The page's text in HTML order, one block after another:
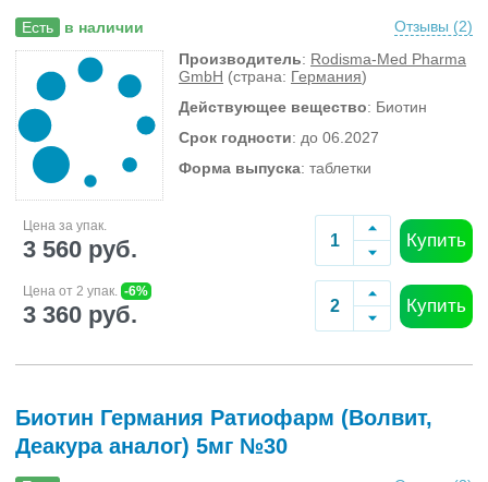
Есть в наличии Отзывы (2)
Производитель: Rodisma-Med Pharma
GmbH (страна: Германия)
Действующее вещество: Биотин
Срок годности: до 06.2027
Форма выпуска: таблетки
Цена за упак.
3 560 руб. Купить
Цена от 2 упак. -6%
3 360 руб. Купить
Биотин Германия Ратиофарм (Волвит,
Деакура аналог) 5мг №30